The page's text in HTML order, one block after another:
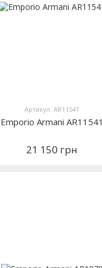
Артикул: AR11541
Emporio Armani AR11541
21 150 грн